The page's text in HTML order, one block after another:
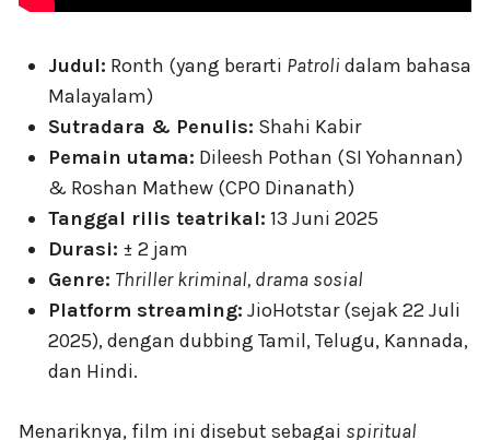
Judul: Ronth (yang berarti Patrolidalam bahasa
Malayalam)
Sutradara & Penulis: Shahi Kabir
Pemain utama: Dileesh Pothan (SI Yohannan)
& Roshan Mathew (CPO Dinanath)
Tanggal rilis teatrikal: 13 Juni 2025
Durasi: ± 2 jam
Genre: Thriller kriminal, drama sosial
Platform streaming: JioHotstar (sejak 22 Juli
2025), dengan dubbing Tamil, Telugu, Kannada,
dan Hindi.
Menariknya, film ini disebut sebagai spiritual